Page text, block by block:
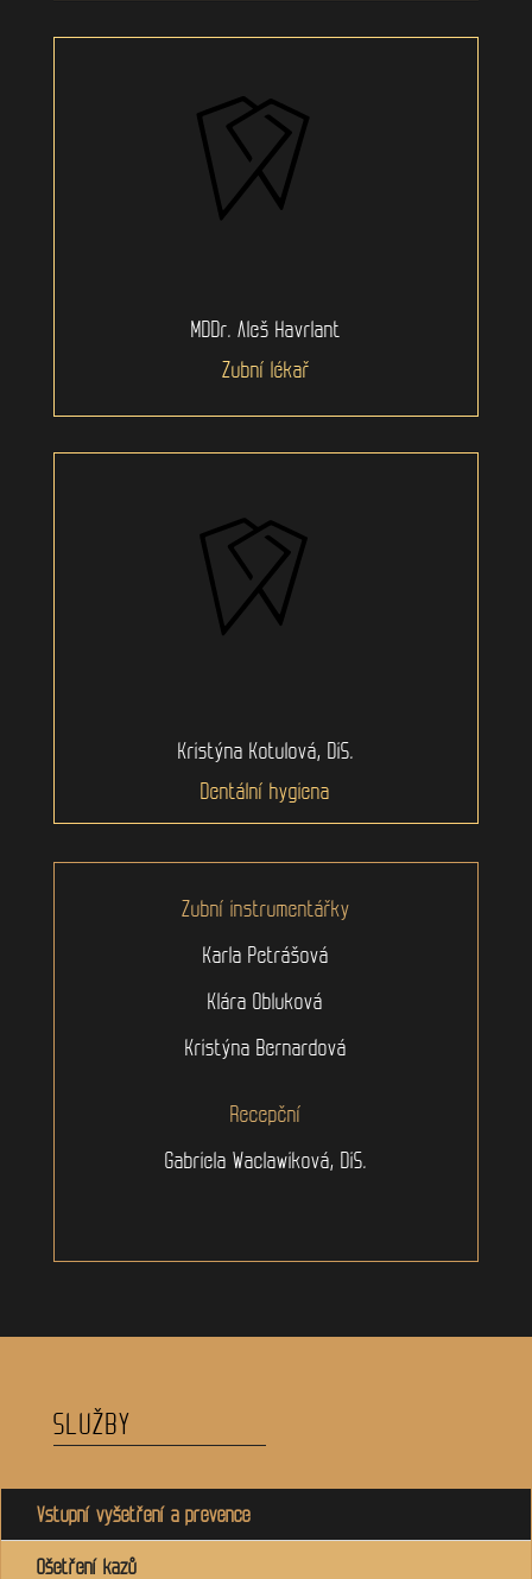
MDDr. Aleš Havrlant
Zubní lékař
Kristýna Kotulová, DiS.
Dentální hygiena
Zubní instrumentářky
Karla Petrášová
Klára Obluková
Kristýna Bernardová
Recepční
Gabriela Waclawiková, DiS.
SLUŽBY
Vstupní vyšetření a prevence
Ošetření kazů